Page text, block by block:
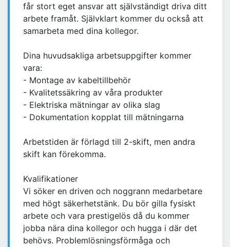
får stort eget ansvar att självständigt driva ditt
arbete framåt. Självklart kommer du också att
samarbeta med dina kollegor.
Dina huvudsakliga arbetsuppgifter kommer
vara:
- Montage av kabeltillbehör
- Kvalitetssäkring av våra produkter
- Elektriska mätningar av olika slag
- Dokumentation kopplat till mätningarna
Arbetstiden är förlagd till 2-skift, men andra
skift kan förekomma.
Kvalifikationer
Vi söker en driven och noggrann medarbetare
med högt säkerhetstänk. Du bör gilla fysiskt
arbete och vara prestigelös då du kommer
jobba nära dina kollegor och hugga i där det
behövs. Problemlösningsförmåga och